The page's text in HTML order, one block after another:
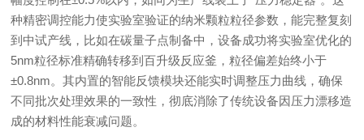
种精密调控能力使实验室验证的纳米颗粒粒径参数，能完整复刻
到中试产线，比如在碳量子点制备中，设备成功将实验室优化的
5nm粒径标准精确转移到百升级反应釜，粒径偏差始终小于
±0.8nm。其内置的智能反馈模块还能实时调整压力曲线，确保
不同批次处理效果的一致性，彻底消除了传统设备因压力漂移造
成的材料性能衰减问题。